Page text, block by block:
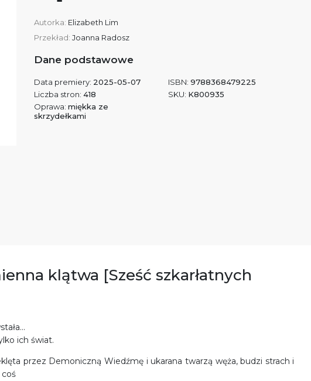
Autorka: Elizabeth Lim
Przekład: Joanna Radosz
Dane podstawowe
Data premiery: 2025-05-07
Liczba stron: 418
Oprawa: miękka ze
skrzydełkami
ISBN: 9788368479225
SKU: K800935
klątwa [Sześć szkarłatnych
ich świat.
przez Demoniczną Wiedźmę i ukarana twarzą węża, budzi strach i
coś